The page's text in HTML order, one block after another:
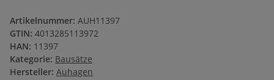
Artikelnummer: AUH11397
GTIN: 4013285113972
HAN: 11397
Kategorie: Bausätze
Hersteller: Auhagen